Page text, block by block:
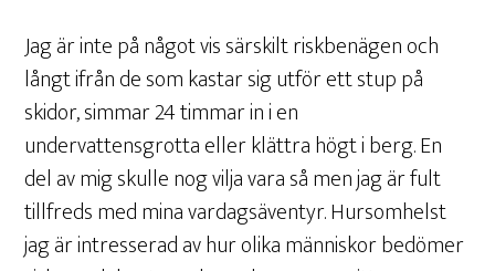
Jag är inte på något vis särskilt riskbenägen och
långt ifrån de som kastar sig utför ett stup på
skidor, simmar 24 timmar in i en
undervattensgrotta eller klättra högt i berg. En
del av mig skulle nog vilja vara så men jag är fult
tillfreds med mina vardagsäventyr. Hursomhelst
jag är intresserad av hur olika människor bedömer